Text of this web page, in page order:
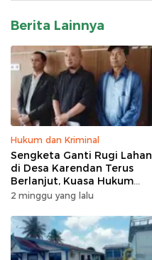
Berita Lainnya
Hukum dan Kriminal
Sengketa Ganti Rugi Lahan
di Desa Karendan Terus
Berlanjut, Kuasa Hukum
Ajukan Kasasi
2 minggu yang lalu